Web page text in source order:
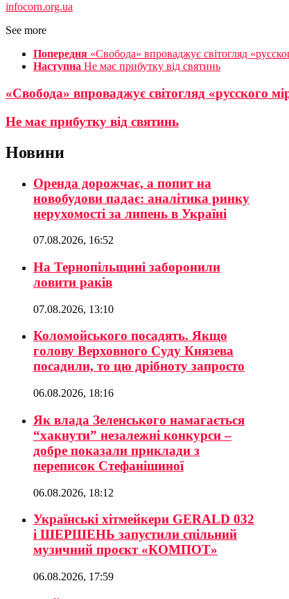
infocorn.org.ua
See more
Попередня «Свобода» впроваджує світогляд
Наступна Не має прибутку від святинь
«Свобода» впроваджує світогляд «русского
Не має прибутку від святинь
Новини
Оренда дорожчає, а попит на
новобудови падає: аналітика ринку
нерухомості за липень в Україні
07.08.2026, 16:52
На Тернопільщині заборонили
ловити раків
07.08.2026, 13:10
Коломойського посадять. Якщо
голову Верховного Суду Князева
посадили, то цю дрібноту запросто
06.08.2026, 18:16
Як влада Зеленського намагається
“хакнути” незалежні конкурси –
добре показали приклади з
переписок Стефанішиної
06.08.2026, 18:12
Українські хітмейкери GERALD 032
і ШЕРШЕНЬ запустили спільний
музичний проєкт «КОМПОТ»
06.08.2026, 17:59